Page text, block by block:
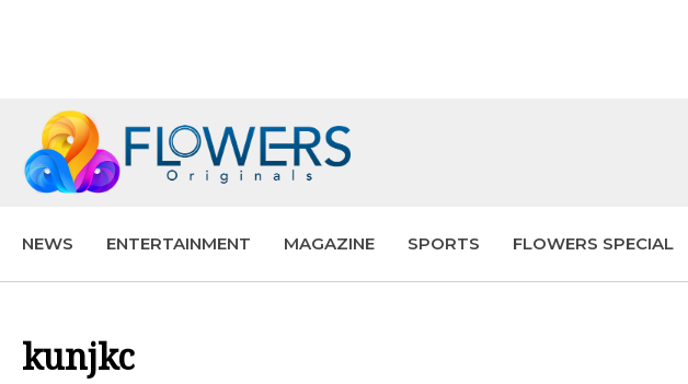
NEWS ENTERTAINMENT MAGAZINE SPORTS FLOWERS SPECIAL
kunjkc